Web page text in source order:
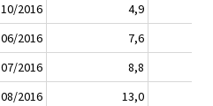
10/2016
4,9
06/2016
7,6
07/2016
8,8
08/2016
13,0